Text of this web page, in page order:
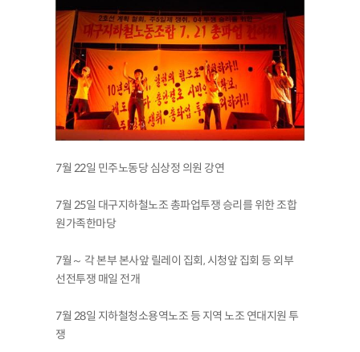
7월 22일 민주노동당 심상정 의원 강연
7월 25일 대구지하철노조 총파업투쟁 승리를 위한 조합
원가족한마당
7월～ 각 본부 본사앞 릴레이 집회, 시청앞 집회 등 외부
선전투쟁 매일 전개
7월 28일 지하철청소용역노조 등 지역 노조 연대지원 투
쟁